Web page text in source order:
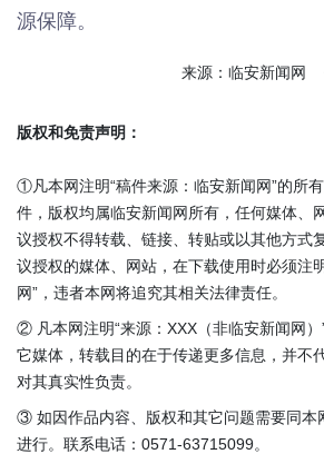
源保障。
来源：临安新闻网
版权和免责声明：
①凡本网注明“稿件来源：临安新闻网”的所
件，版权均属临安新闻网所有，任何媒体、
议授权不得转载、链接、转贴或以其他方式
议授权的媒体、网站，在下载使用时必须注
网”，违者本网将追究其相关法律责任。
② 凡本网注明“来源：XXX（非临安新闻网
它媒体，转载目的在于传递更多信息，并不
对其真实性负责。
③ 如因作品内容、版权和其它问题需要同本
进行。联系电话：0571-63715099。